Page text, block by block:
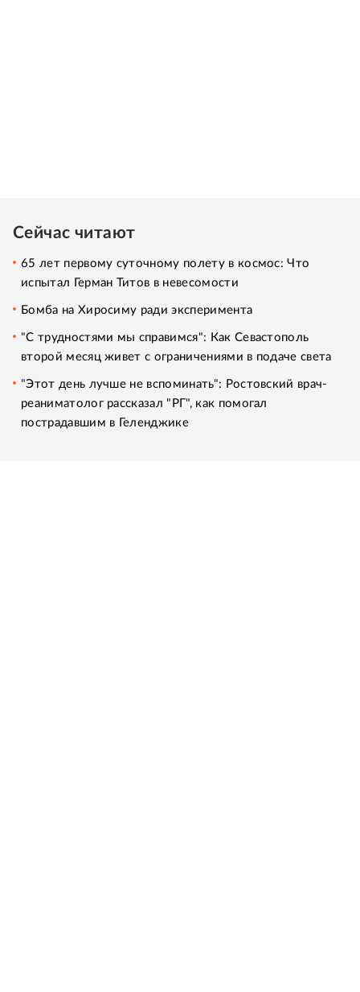
Сейчас читают
65 лет первому суточному полету в космос: Что
испытал Герман Титов в невесомости
Бомба на Хиросиму ради эксперимента
"С трудностями мы справимся": Как Севастополь
второй месяц живет с ограничениями в подаче света
"Этот день лучше не вспоминать": Ростовский врач-
реаниматолог рассказал "РГ", как помогал
пострадавшим в Геленджике